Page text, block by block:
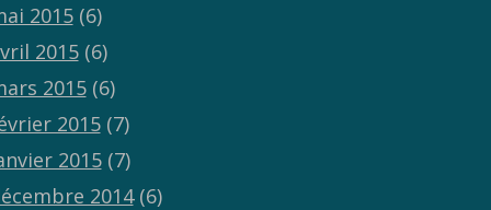
2015(6)
2015(6)
2015(6)
2015(7)
2015(7)
2014(6)